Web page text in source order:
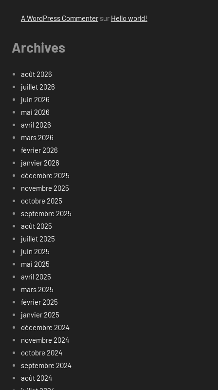
A WordPress Commentersur Hello world!
Archives
août 2026
juillet 2026
juin 2026
mai 2026
avril 2026
mars 2026
février 2026
janvier 2026
décembre 2025
novembre 2025
octobre 2025
septembre 2025
août 2025
juillet 2025
juin 2025
mai 2025
avril 2025
mars 2025
février 2025
janvier 2025
décembre 2024
novembre 2024
octobre 2024
septembre 2024
août 2024